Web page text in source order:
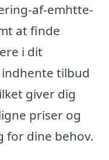
af-emhtte-
at finde
i dit
tilbud
giver dig
priser og
for dine behov.